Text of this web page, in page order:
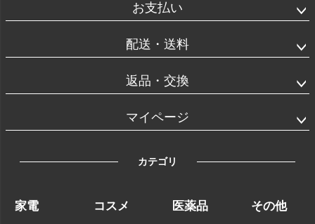
お支払い
配送・送料
返品・交換
マイページ
カテゴリ
家電 コスメ 医薬品 その他